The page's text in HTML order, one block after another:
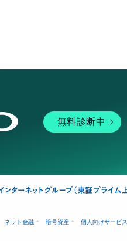
無料診断中
ネット金融 暗号資産 個人向けサービス